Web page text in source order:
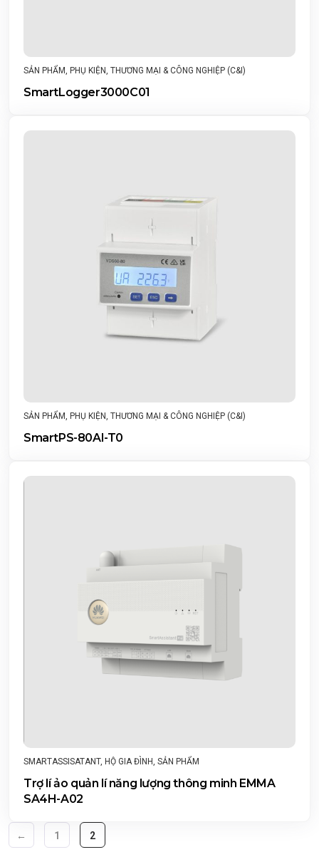
SẢN PHẨM, PHỤ KIỆN, THƯƠNG MẠI & CÔNG NGHIỆP (C&I)
SmartLogger3000C01
SẢN PHẨM, PHỤ KIỆN, THƯƠNG MẠI & CÔNG NGHIỆP (C&I)
SmartPS-80AI-T0
SMARTASSISATANT, HỘ GIA ĐÌNH, SẢN PHẨM
Trợ lí ảo quản lí năng lượng thông minh EMMA
SA4H-A02
← 1 2